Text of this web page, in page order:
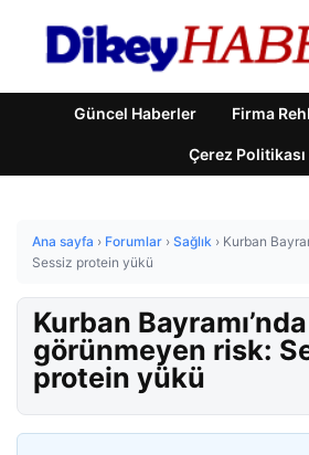
Güncel Haberler Firma
Çerez Politikası
Ana sayfa › Forumlar › Sağlık › Kurban
Sessiz protein yükü
Kurban Bayramı’nda
görünmeyen risk:
protein yükü